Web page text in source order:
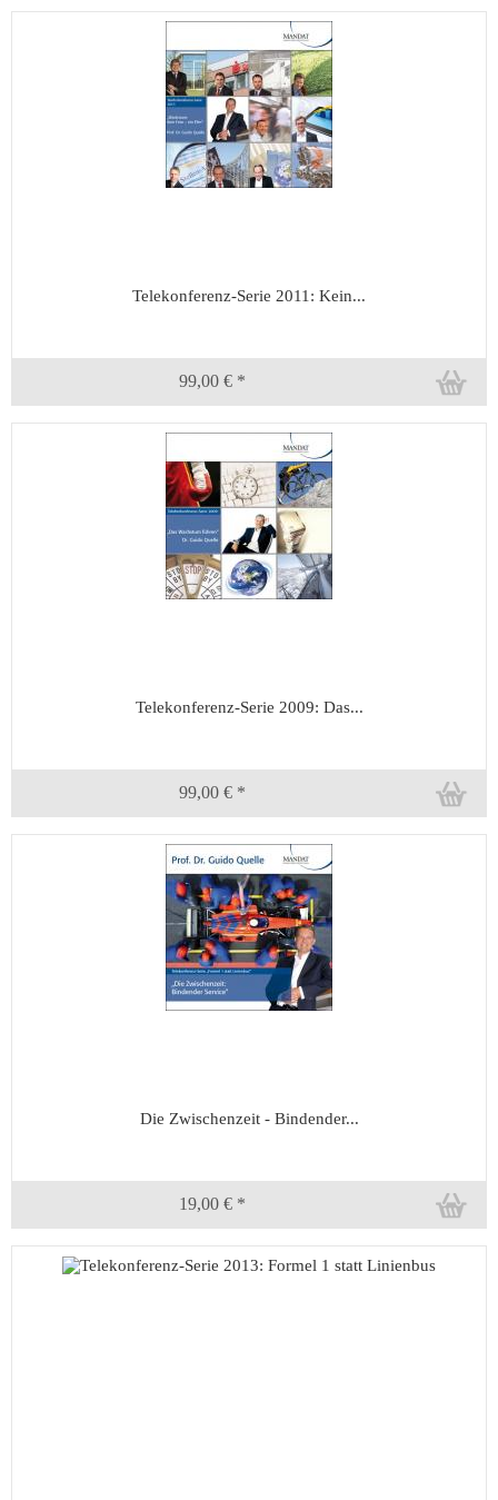
Telekonferenz-Serie 2011: Kein...
99,00 € *
Telekonferenz-Serie 2009: Das...
99,00 € *
Die Zwischenzeit - Bindender...
19,00 € *